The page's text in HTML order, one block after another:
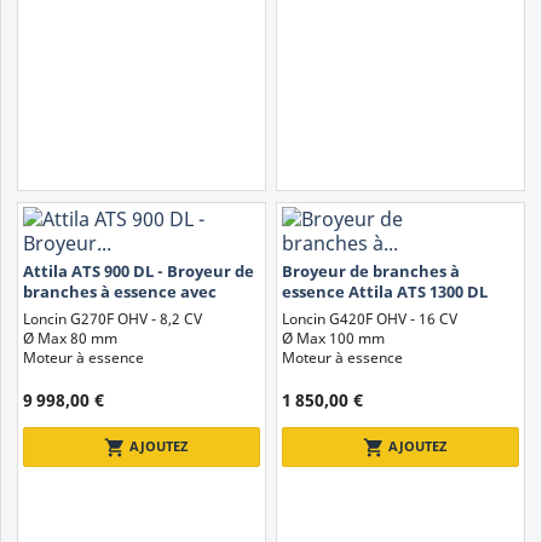
Attila ATS 900 DL - Broyeur de
branches à essence avec
moteur Loncin de 270 cm3
Loncin G270F OHV - 8,2 CV
Ø Max 80 mm
Moteur à essence
9 998,00 €
shopping_cart AJOUTEZ
Broyeur de branches à
essence Attila ATS 1300 DL
avec moteur Loncin de 420
cm3
Loncin G420F OHV - 16 CV
Ø Max 100 mm
Moteur à essence
1 850,00 €
shopping_cart AJOUTEZ